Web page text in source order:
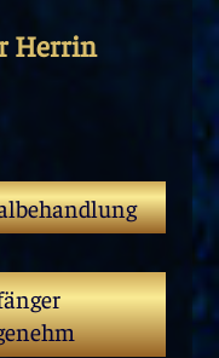
Herrin